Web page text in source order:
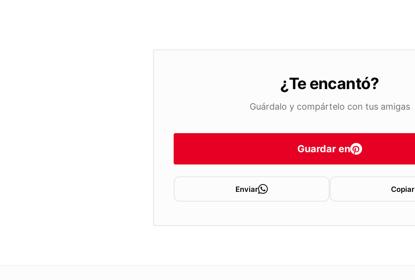
¿Te encantó?
Guárdalo y compártelo con tus amigas
Guardar en
Enviar Copiar